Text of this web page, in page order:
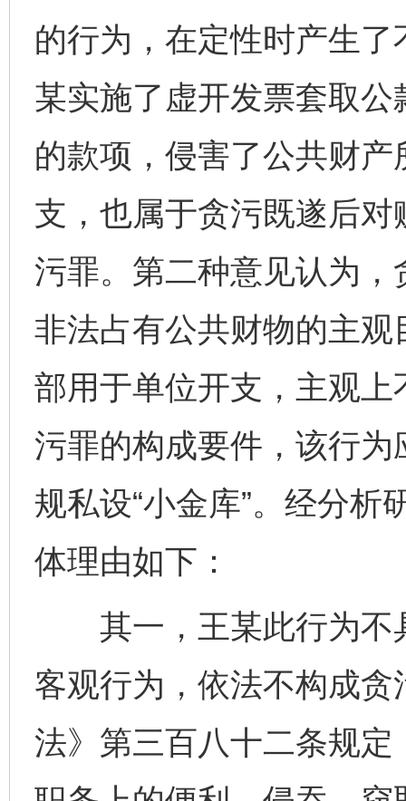
的行为，在定性时产生
某实施了虚开发票套取
的款项，侵害了公共财
支，也属于贪污既遂后
污罪。第二种意见认为
非法占有公共财物的主
部用于单位开支，主观
污罪的构成要件，该行
规私设“小金库”。经分析
体理由如下：
其一，王某此行为不
客观行为，依法不构成
法》第三百八十二条规